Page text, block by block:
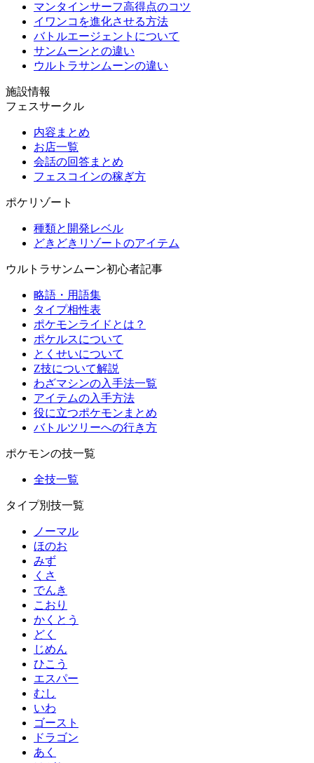
マンタインサーフ高得点のコツ
イワンコを進化させる方法
バトルエージェントについて
サンムーンとの違い
ウルトラサンムーンの違い
施設情報
フェスサークル
内容まとめ
お店一覧
会話の回答まとめ
フェスコインの稼ぎ方
ポケリゾート
種類と開発レベル
どきどきリゾートのアイテム
ウルトラサンムーン初心者記事
略語・用語集
タイプ相性表
ポケモンライドとは？
ポケルスについて
とくせいについて
Z技について解説
わざマシンの入手法一覧
アイテムの入手方法
役に立つポケモンまとめ
バトルツリーへの行き方
ポケモンの技一覧
全技一覧
タイプ別技一覧
ノーマル
ほのお
みず
くさ
でんき
こおり
かくとう
どく
じめん
ひこう
エスパー
むし
いわ
ゴースト
ドラゴン
あく